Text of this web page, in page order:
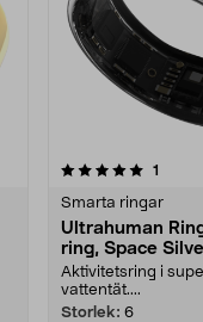
1
Smarta ringar
Ultrahuman
ring, Space
Aktivitetsring i
vattentät....
Storlek: 6